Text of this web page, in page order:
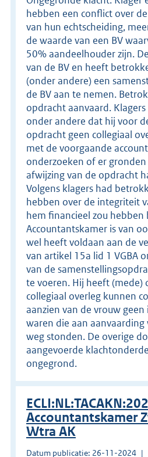
hebben een conflict over
van hun echtscheiding,
de waarde van een BV
50% aandeelhouder zijn.
van de BV en heeft
(onder andere) een
de BV aan te nemen.
opdracht aanvaard.
onder andere dat hij voor
opdracht geen collegiaal
met de voorgaande
onderzoeken of er
afwijzing van de opdracht
Volgens klagers had
hebben over de integriteit
hem financieel zou hebben
Accountantskamer is van
wel heeft voldaan aan de
van artikel 15a lid 1 VGBA
van de
te voeren. Hij heeft (mede)
collegiaal overleg kunnen
aanzien van de vrouw
waren die aan
weg stonden. De overige
aangevoerde
ongegrond.
Accountantskamer
Wtra AK
Datum publicatie: 26-11-2024